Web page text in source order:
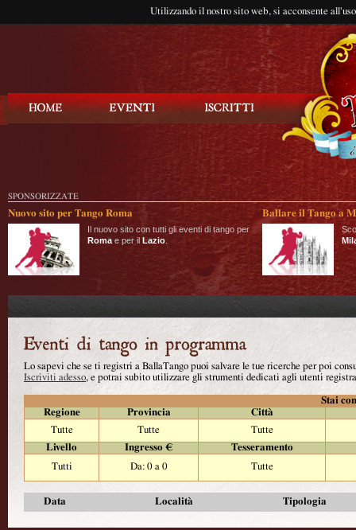
Utilizzando il nostro sito web, si acconsente
SPONSORIZZATE
Nuovo sito per Tango Roma
Il nuovo sito con tutti gli eventi di tango per
Roma e per il Lazio
Ballare il Tango a
Lo sapevi che se ti registri a BallaTango puoi salvare le tue ricerche per poi
Iscriviti adesso, e potrai subito utilizzare gli strumenti dedicati agli utenti
Stai
Regione
Provincia
Città
Tutte
Tutte
Tutte
Livello
Ingresso €
Tesseramento
Tutti
Da: 0 a 0 Tutte
Data Località Tipologia